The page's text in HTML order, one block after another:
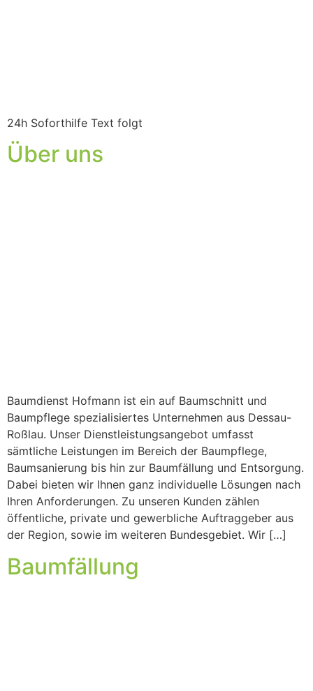
24h Soforthilfe Text folgt
Über uns
Baumdienst Hofmann ist ein auf Baumschnitt und
Baumpflege spezialisiertes Unternehmen aus Dessau-
Roßlau. Unser Dienstleistungsangebot umfasst
sämtliche Leistungen im Bereich der Baumpflege,
Baumsanierung bis hin zur Baumfällung und Entsorgung.
Dabei bieten wir Ihnen ganz individuelle Lösungen nach
Ihren Anforderungen. Zu unseren Kunden zählen
öffentliche, private und gewerbliche Auftraggeber aus
der Region, sowie im weiteren Bundesgebiet. Wir […]
Baumfällung